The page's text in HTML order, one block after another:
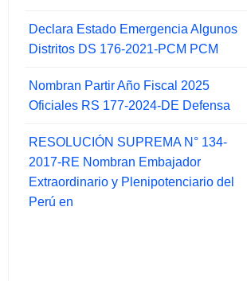
Declara Estado Emergencia Algunos
Distritos DS 176-2021-PCM PCM
Nombran Partir Año Fiscal 2025
Oficiales RS 177-2024-DE Defensa
RESOLUCIÓN SUPREMA N° 134-
2017-RE Nombran Embajador
Extraordinario y Plenipotenciario del
Perú en